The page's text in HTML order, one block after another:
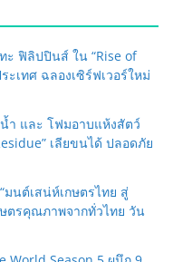
ะ ฟิลิปปินส์ ใน “Rise of
เทศ ฉลองเซิร์ฟเวอร์ใหม่
น้ำ และ โฟมอาบแห้งสัตว์
เลียขนได้ ปลอดภัย
มนต์เสน่ห์เกษตรไทย สู่
ตรคุณภาพจากทั่วไทย วัน